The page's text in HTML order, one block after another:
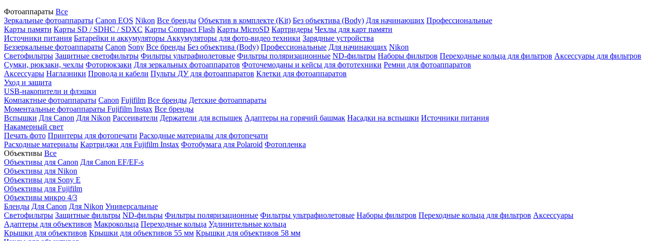
Фотоаппараты Все
Зеркальные фотоаппараты Canon EOS Nikon Все бренды Объектив в комплекте (Kit) Без объектива (Body) Для начинающих Профессиональные
Карты памяти Карты SD / SDHC / SDXC Карты Compact Flash Карты MicroSD Картридеры Чехлы для карт памяти
Источники питания Батарейки и аккумуляторы Аккумуляторы для фото-видео техники Зарядные устройства
Беззеркальные фотоаппараты Canon Sony Все бренды Без объектива (Body) Профессиональные Для начинающих Nikon
Светофильтры Защитные светофильтры Фильтры ультрафиолетовые Фильтры поляризационные ND-фильтры Наборы фильтров Переходные кольца для фильтров Аксессуары для фильтров
Сумки, рюкзаки, чехлы Фоторюкзаки Для зеркальных фотоаппаратов Фоточемоданы и кейсы для фототехники Ремни для фотоаппаратов
Аксессуары Наглазники Провода и кабели Пульты ДУ для фотоаппаратов Клетки для фотоаппаратов
Уход и защита
USB-накопители и флэшки
Компактные фотоаппараты Canon Fujifilm Все бренды Детские фотоаппараты
Моментальные фотоаппараты Fujifilm Instax Все бренды
Вспышки Для Canon Для Nikon Рассеиватели Держатели для вспышек Адаптеры на горячий башмак Насадки на вспышки Источники питания
Накамерный свет
Печать фото Принтеры для фотопечати Расходные материалы для фотопечати
Расходные материалы Картриджи для Fujifilm Instax Фотобумага для Polaroid Фотопленка
Объективы Все
Объективы для Canon Для Canon EF/EF-s
Объективы для Nikon
Объективы для Sony E
Объективы для Fujifilm
Объективы микро 4/3
Бленды Для Canon Для Nikon Универсальные
Светофильтры Защитные фильтры ND-фильры Фильтры поляризационные Фильтры ультрафиолетовые Наборы фильтров Переходные кольца для фильтров Аксессуары
Адаптеры для объективов Макрокольца Переходные кольца Удлинительные кольца
Крышки для объективов Крышки для объективов 55 мм Крышки для объективов 58 мм